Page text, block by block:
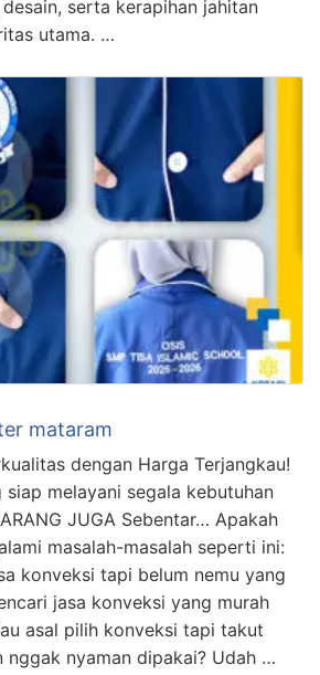
serta kerapihan jahitan
utama. …
mataram
dengan Harga Terjangkau!
melayani segala kebutuhan
JUGA Sebentar… Apakah
masalah-masalah seperti ini:
konveksi tapi belum nemu yang
jasa konveksi yang murah
asal pilih konveksi tapi takut
nggak nyaman dipakai? Udah …